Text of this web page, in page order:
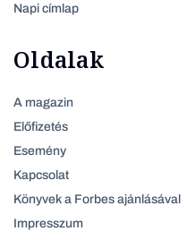
Napi címlap
Oldalak
A magazin
Előfizetés
Esemény
Kapcsolat
Könyvek a Forbes ajánlásával
Impresszum